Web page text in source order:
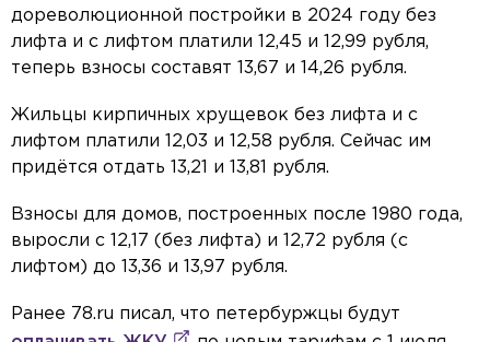
дореволюционной постройки в 2024 году без
лифта и с лифтом платили 12,45 и 12,99 рубля,
теперь взносы составят 13,67 и 14,26 рубля.
Жильцы кирпичных хрущевок без лифта и с
лифтом платили 12,03 и 12,58 рубля. Сейчас им
придётся отдать 13,21 и 13,81 рубля.
Взносы для домов, построенных после 1980 года,
выросли с 12,17 (без лифта) и 12,72 рубля (с
лифтом) до 13,36 и 13,97 рубля.
Ранее 78.ru писал, что петербуржцы будут